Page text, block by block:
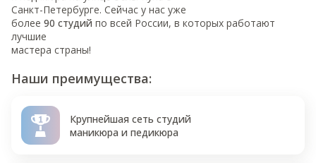
Санкт-Петербурге. Сейчас у нас уже
более 90 студий по всей России, в которых работают
лучшие
мастера страны!
Наши преимущества:
Крупнейшая сеть студий
маникюра и педикюра